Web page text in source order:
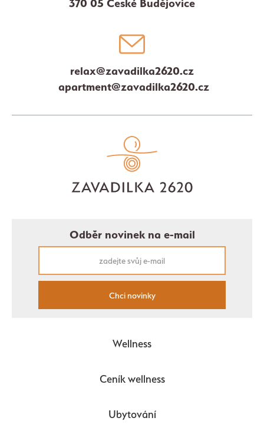
370 05 České Budějovice
relax@zavadilka2620.cz
apartment@zavadilka2620.cz
Odběr novinek na e-mail
Chci novinky
Wellness
Ceník wellness
Ubytování